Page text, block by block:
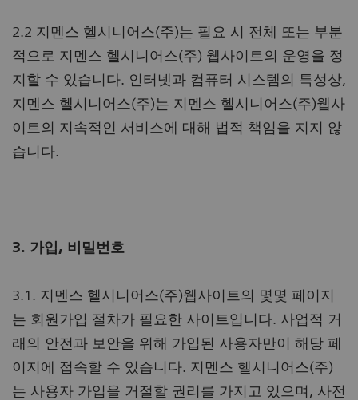
2.2 지멘스 헬시니어스(주)는 필요 시 전체 또는 부분
적으로 지멘스 헬시니어스(주) 웹사이트의 운영을 정
지할 수 있습니다. 인터넷과 컴퓨터 시스템의 특성상,
지멘스 헬시니어스(주)는 지멘스 헬시니어스(주)웹사
이트의 지속적인 서비스에 대해 법적 책임을 지지 않
습니다.
3. 가입, 비밀번호
3.1. 지멘스 헬시니어스(주)웹사이트의 몇몇 페이지
는 회원가입 절차가 필요한 사이트입니다. 사업적 거
래의 안전과 보안을 위해 가입된 사용자만이 해당 페
이지에 접속할 수 있습니다. 지멘스 헬시니어스(주)
는 사용자 가입을 거절할 권리를 가지고 있으며, 사전